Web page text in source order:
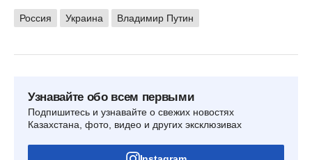
Россия Украина Владимир Путин
Узнавайте обо всем первыми
Подпишитесь и узнавайте о свежих новостях
Казахстана, фото, видео и других эксклюзивах